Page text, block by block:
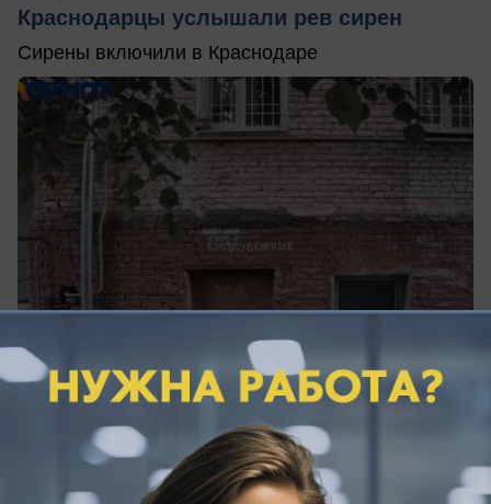
Краснодарцы услышали рев сирен
Сирены включили в Краснодаре
сегодня в 11:57